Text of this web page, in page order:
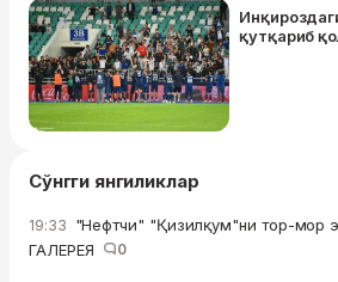
қутқариб
Сўнгги янгиликлар
19:33 "Нефтчи" "Қизилқум"ни тор-мор
ГАЛЕРЕЯ
0